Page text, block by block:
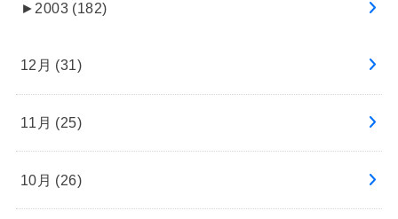
► 2003 (182)
12月 (31)
11月 (25)
10月 (26)